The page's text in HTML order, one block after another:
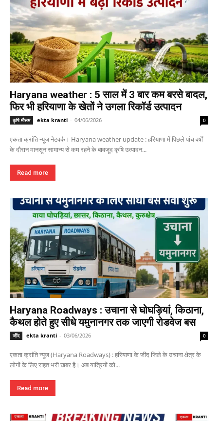
Haryana weather : 5 साल में 3 बार कम बरसे बादल,
फिर भी हरियाणा के खेतों ने उगला रिकॉर्ड उत्पादन
कृषि मौसम ekta kranti - 04/06/2026 0
एकता क्रांति न्यूज नेटवर्क। Haryana weather update : हरियाणा में पिछले पांच वर्षों
के दौरान मानसून सामान्य से कम रहने के बावजूद कृषि उत्पादन...
Read more
Haryana Roadways : उचाना से घोघड़ियां, किठाना,
कैथल होते हुए सीधे यमुनानगर तक जाएगी रोडवेज बस
जींद ekta kranti - 03/06/2026 0
एकता क्रांति न्यूज (Haryana Roadways) : हरियाणा के जींद जिले के उचाना क्षेत्र के
लोगों के लिए राहत भरी खबर है। अब यात्रियों को...
Read more